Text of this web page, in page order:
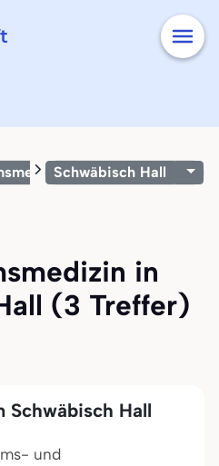
Schwäbisch Hall
in
(3 Treffer)
Hall
und